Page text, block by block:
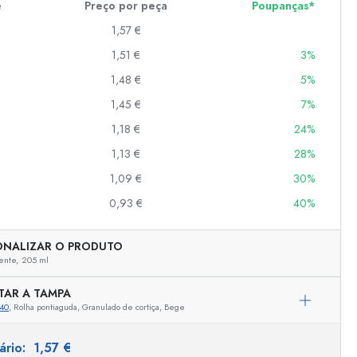
Representação exemplar
Preço por peça
Poupanças*
1,57 €
1,51 €
3%
1,48 €
5%
1,45 €
7%
1,18 €
24%
1,13 €
28%
1,09 €
30%
0,93 € 40%
O PRODUTO
205 ml
A TAMPA
, Rolha pontiaguda, Granulado de cortiça, Bege
1,57 €